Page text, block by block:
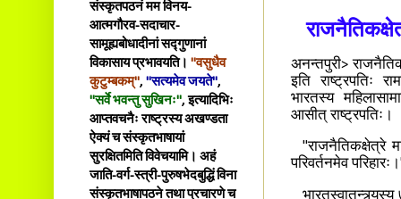
अनन्तपुरी>
इति राष्ट्रपतिः
भारतस्य
आसीत् राष्ट्रपतिः।
"राजनैतिकक्षेत्रे
परिवर्तनमेव
संस्कृतपठनं मम विनय-
आत्मगौरव-सदाचार-
सामूह्यबोधादीनां सद्गुणानां
विकासाय प्रभावयति। "वसुधैव
कुटुम्बकम्", "सत्यमेव जयते",
"सर्वे भवन्तु सुखिनः", इत्यादिभिः
आप्तवचनैः राष्ट्रस्य अखण्डता
ऐक्यं च संस्कृतभाषायां
सुरक्षितमिति विवेचयामि। अहं
जाति-वर्ग-स्त्री-पुरुषभेदबुद्धिं विना
संस्कृतभाषापठने तथा प्रचारणे च